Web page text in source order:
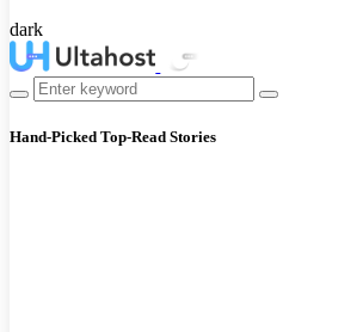
dark
Hand-Picked Top-Read Stories